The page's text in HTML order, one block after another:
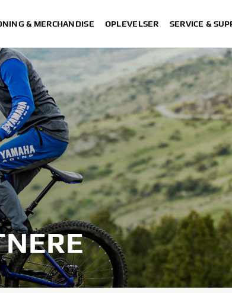
& MERCHANDISE OPLEVELSER SERVICE &